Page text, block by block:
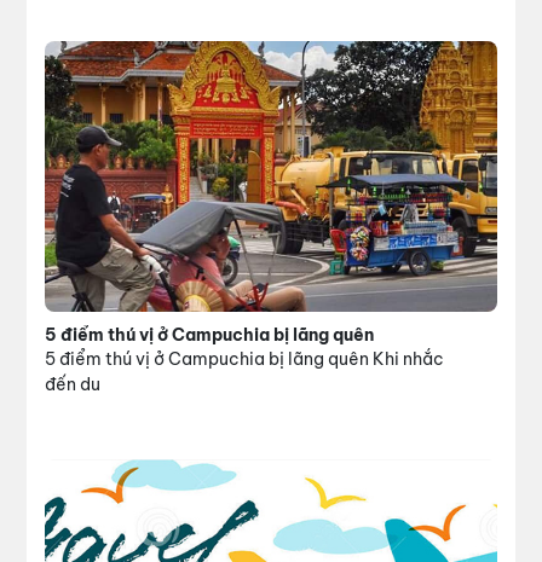
5 điểm thú vị ở Campuchia bị lãng quên
5 điểm thú vị ở Campuchia bị lãng quên Khi nhắc
đến du